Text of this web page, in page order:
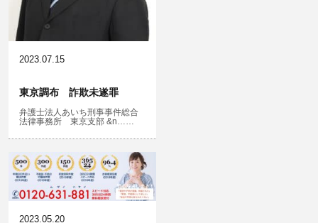
名誉棄損・侮辱
2023.07.15
東京調布 詐欺未遂罪
弁護士法人あいち刑事事件総合
法律事務所 東京支部 &n……
2023.05.20